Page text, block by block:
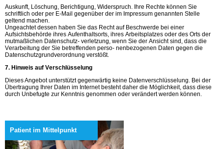
Auskunft, Löschung, Berichtigung, Widerspruch. Ihre Rechte können Sie
schriftlich oder per E-Mail gegenüber der im Impressum genannten Stelle
geltend machen.
Ungeachtet dessen haben Sie das Recht auf Beschwerde bei einer
Aufsichtsbehörde ihres Aufenthaltsorts, ihres Arbeitsplatzes oder des Orts der
mutmaßlichen Datenschutz- verletzung, wenn Sie der Ansicht sind, dass die
Verarbeitung der Sie betreffenden perso- nenbezogenen Daten gegen die
Datenschutzgrundverordnung verstößt.
7. Hinweis auf Verschlüsselung
Dieses Angebot unterstützt gegenwärtig keine Datenverschlüsselung. Bei der
Übertragung Ihrer Daten im Internet besteht daher die Möglichkeit, dass diese
durch Unbefugte zur Kenntnis genommen oder verändert werden können.
Patient im Mittelpunkt